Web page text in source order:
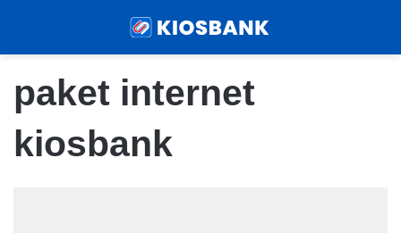
paket internet
kiosbank